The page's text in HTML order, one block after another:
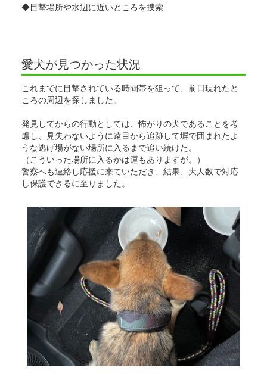
◆目撃場所や水辺に近いところを捜索
愛犬が見つかった状況
これまでに目撃されている時間帯を狙って、前日現れたと
ころの周辺を探しました。
発見してからの行動としては、怖がりの犬であることを考
慮し、見失わないように遠目から追跡して塀で囲まれたよ
うな逃げ場がない場所に入るまで追い続けた。
（こういった場所に入るかは運もありますが。）
警察へも連絡し応援に来ていただき、結果、大人数で対応
し保護できるに至りました。